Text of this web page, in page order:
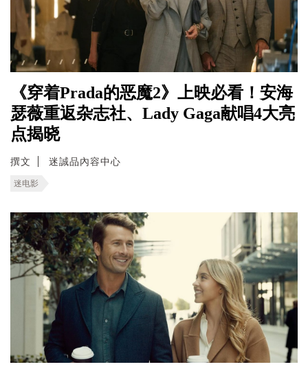
《穿着Prada的恶魔2》上映必看！安海
瑟薇重返杂志社、Lady Gaga献唱4大亮
点揭晓
撰文 迷誠品內容中心
迷电影